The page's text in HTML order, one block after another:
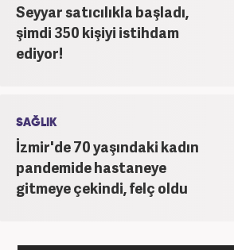
Seyyar satıcılıkla başladı,
şimdi 350 kişiyi istihdam
ediyor!
SAĞLIK
İzmir'de 70 yaşındaki kadın
pandemide hastaneye
gitmeye çekindi, felç oldu